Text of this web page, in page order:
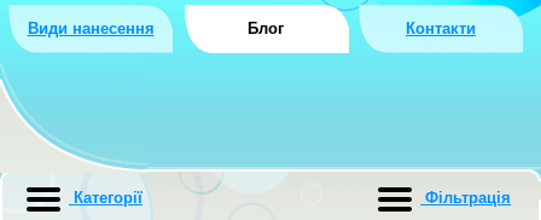
Види нанесення Блог Контакти
Категорії Фiльтрацiя